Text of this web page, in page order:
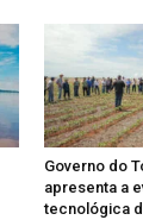
Governo do
apresenta a
tecnológica